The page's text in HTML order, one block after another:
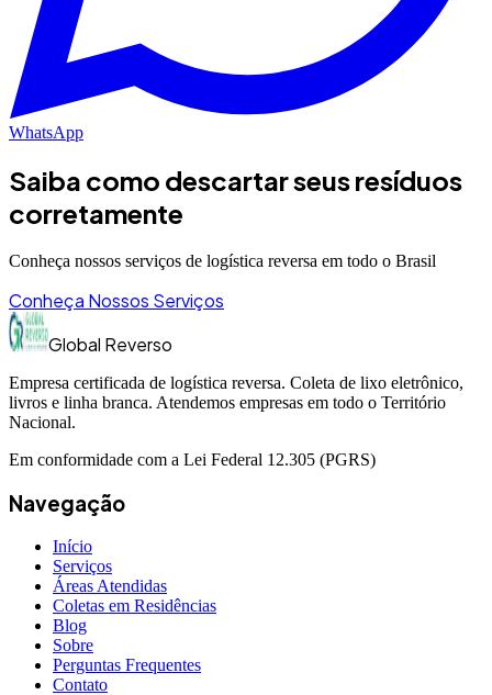
WhatsApp
Saiba como descartar seus resíduos
corretamente
Conheça nossos serviços de logística reversa em todo o Brasil
Conheça Nossos Serviços
Global Reverso
Empresa certificada de logística reversa. Coleta de lixo eletrônico,
livros e linha branca. Atendemos empresas em todo o Território
Nacional.
Em conformidade com a Lei Federal 12.305 (PGRS)
Navegação
Início
Serviços
Áreas Atendidas
Coletas em Residências
Blog
Sobre
Perguntas Frequentes
Contato